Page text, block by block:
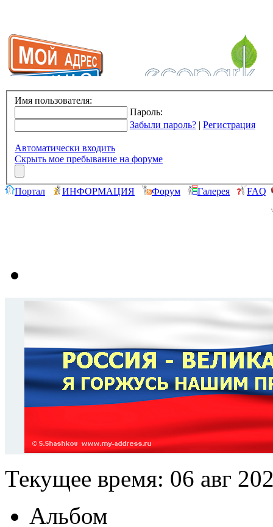
Имя пользователя:
Пароль:
Забыли пароль? | Регистрация
Автоматически входить
Скрыть мое пребывание на форуме
Портал ИНФОРМАЦИЯ Форум Галерея FAQ
Текущее время: 06 авг
Альбом